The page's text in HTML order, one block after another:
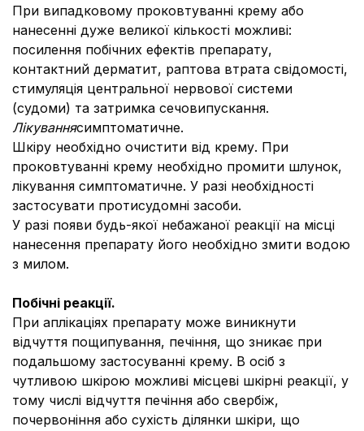
При випадковому проковтуванні крему або
нанесенні дуже великої кількості можливі:
посилення побічних ефектів препарату,
контактний дерматит, раптова втрата свідомості,
стимуляція центральної нервової системи
(судоми) та затримка сечовипускання.
Лікуваннясимптоматичне.
Шкіру необхідно очистити від крему. При
проковтуванні крему необхідно промити шлунок,
лікування симптоматичне. У разі необхідності
застосувати протисудомні засоби.
У разі появи будь-якої небажаної реакції на місці
нанесення препарату його необхідно змити водою
з милом.
Побічні реакції.
При аплікаціях препарату може виникнути
відчуття пощипування, печіння, що зникає при
подальшому застосуванні крему. В осіб з
чутливою шкірою можливі місцеві шкірні реакції, у
тому числі відчуття печіння або свербіж,
почервоніння або сухість ділянки шкіри, що